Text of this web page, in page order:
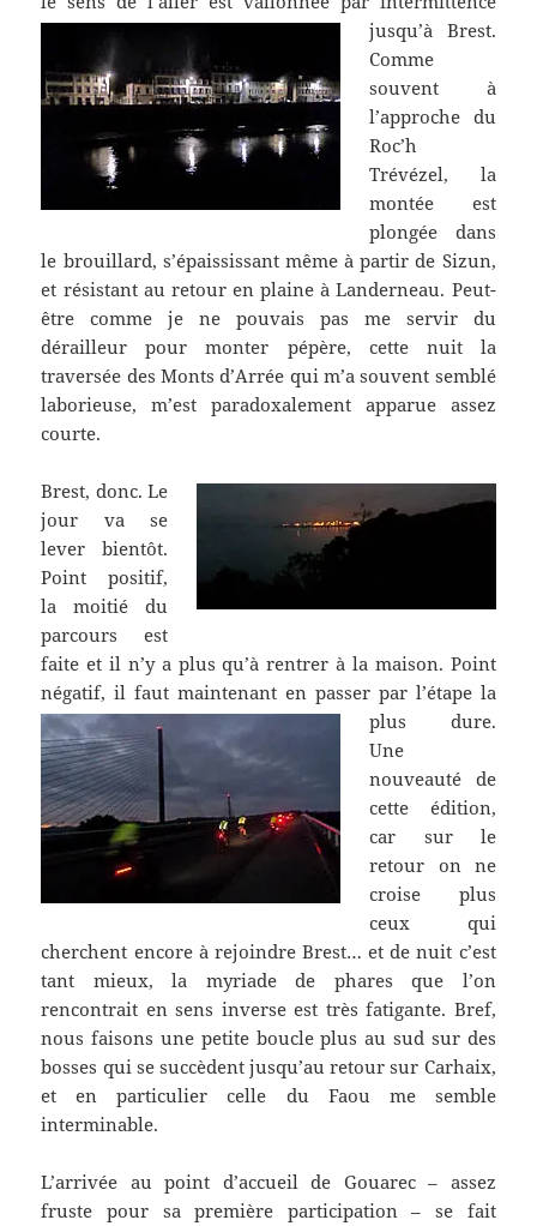
jusqu’à Brest.
Comme
souvent à
l’approche du
Roc’h
Trévézel, la
montée est
plongée dans
le brouillard, s’épaississant même à partir de Sizun,
et résistant au retour en plaine à Landerneau. Peut-
être comme je ne pouvais pas me servir du
dérailleur pour monter pépère, cette nuit la
traversée des Monts d’Arrée qui m’a souvent semblé
laborieuse, m’est paradoxalement apparue assez
courte.
Brest, donc. Le
jour va se
lever bientôt.
Point positif,
la moitié du
parcours est
faite et il n’y a plus qu’à rentrer à la maison. Point
négatif, il faut maintenant en passer par l’étape la
plus dure.
Une
nouveauté de
cette édition,
car sur le
retour on ne
croise plus
ceux qui
cherchent encore à rejoindre Brest… et de nuit c’est
tant mieux, la myriade de phares que l’on
rencontrait en sens inverse est très fatigante. Bref,
nous faisons une petite boucle plus au sud sur des
bosses qui se succèdent jusqu’au retour sur Carhaix,
et en particulier celle du Faou me semble
interminable.
L’arrivée au point d’accueil de Gouarec – assez
fruste pour sa première participation – se fait